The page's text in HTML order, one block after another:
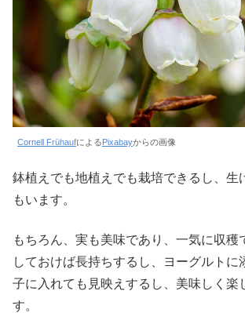
Cornell FrühaufによるPixabayからの画像
鉢植えでも地植えでも栽培できるし、生
もいます。
もちろん、実も美味であり、一気に収穫
しておけば長持ちするし、ヨーグルトに
子に入れても見映えするし、美味しく楽
す。